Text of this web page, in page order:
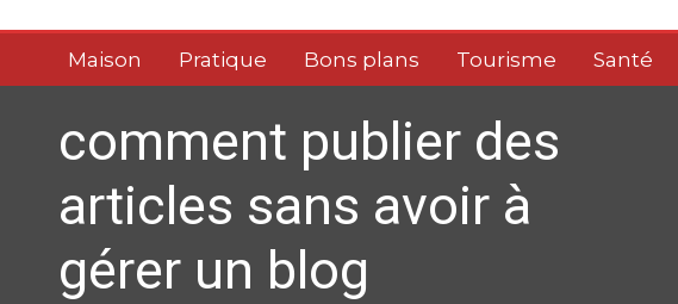
contenuMaison Pratique Bons plans Tourisme Santé
comment publier des
articles sans avoir à
gérer un blog